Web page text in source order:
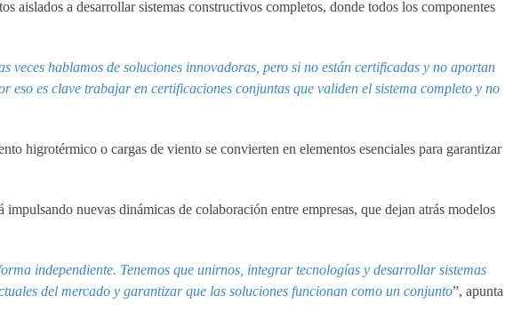
aislados a desarrollar sistemas constructivos completos, donde todos los componentes
hablamos de soluciones innovadoras, pero si no están certificadas y no aportan
eso es clave trabajar en certificaciones conjuntas que validen el sistema completo y no
higrotérmico o cargas de viento se convierten en elementos esenciales para garantizar
nuevas dinámicas de colaboración entre empresas, que dejan atrás modelos
independiente. Tenemos que unirnos, integrar tecnologías y desarrollar sistemas
del mercado y garantizar que las soluciones funcionan como un conjunto”, apunta